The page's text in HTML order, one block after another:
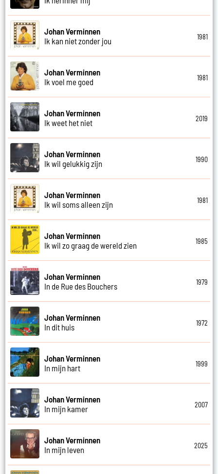
Johan Verminnen
Ik kan niet zonder jou
1981
Johan Verminnen
Ik voel me goed
1981
Johan Verminnen
Ik weet het niet
2019
Johan Verminnen
Ik wil gelukkig zijn
1990
Johan Verminnen
Ik wil soms alleen zijn
1981
Johan Verminnen
Ik wil zo graag de wereld zien
1985
Johan Verminnen
In de Rue des Bouchers
1979
Johan Verminnen
In dit huis
1972
Johan Verminnen
In mijn hart
1999
Johan Verminnen
In mijn kamer
2007
Johan Verminnen
In mijn leven
2025